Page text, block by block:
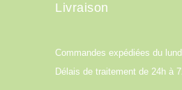
Livraison
Commandes expédiées du
Délais de traitement de 24h à